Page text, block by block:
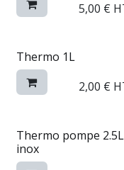
5,00 €
Thermo 1L
2,00 €
Thermo pompe 2.5L
inox